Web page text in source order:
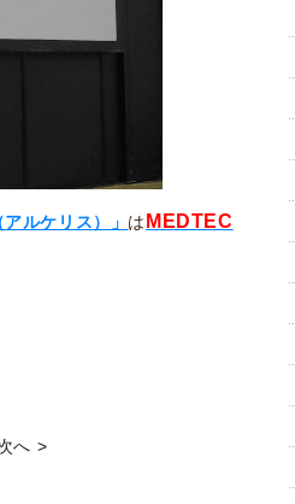
ルケリス）」 は MEDTEC
へ >